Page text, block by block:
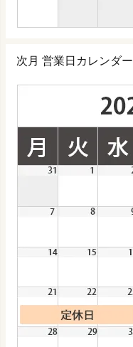
次月 営業日カレンダー